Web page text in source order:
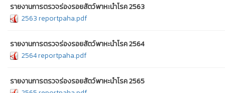
รายงานการตรวจร่องรอยสัตว์พาหะนำโรค 2563
2563 reportpaha.pdf
รายงานการตรวจร่องรอยสัตว์พาหะนำโรค 2564
2564 reportpaha.pdf
รายงานการตรวจร่องรอยสัตว์พาหะนำโรค 2565